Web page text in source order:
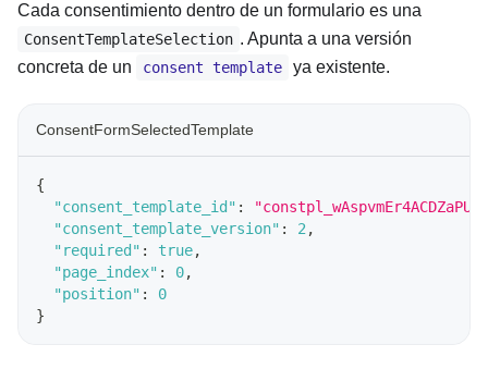
Cada consentimiento dentro de un formulario es una
ConsentTemplateSelection . Apunta a una versión
concreta de un
consent template ya existente.
ConsentFormSelectedTemplate
{
"consent_template_id" :
"consent_template_version" : 2 ,
"required" : true,
"page_index" : 0,
"position" :
0
}